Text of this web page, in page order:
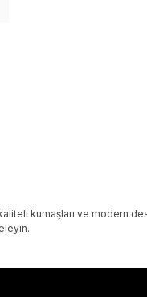
kumaşları ve modern